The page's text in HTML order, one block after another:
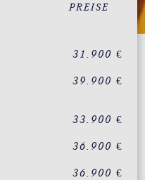
PREISE
31.900 €
39.900 €
33.900 €
36.900 €
36.900 €